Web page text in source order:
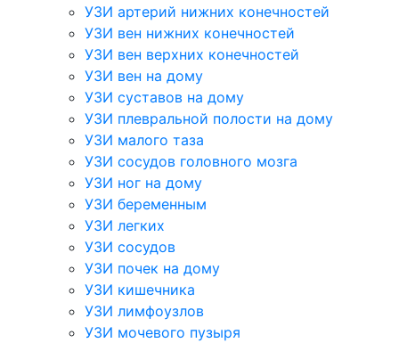
УЗИ артерий нижних конечностей
УЗИ вен нижних конечностей
УЗИ вен верхних конечностей
УЗИ вен на дому
УЗИ суставов на дому
УЗИ плевральной полости на дому
УЗИ малого таза
УЗИ сосудов головного мозга
УЗИ ног на дому
УЗИ беременным
УЗИ легких
УЗИ сосудов
УЗИ почек на дому
УЗИ кишечника
УЗИ лимфоузлов
УЗИ мочевого пузыря